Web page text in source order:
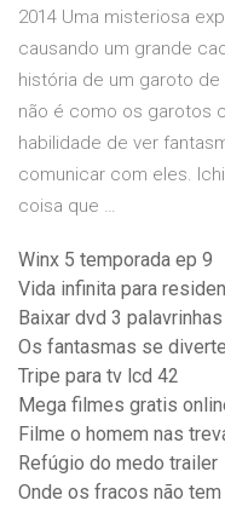
2014 Uma misteriosa
causando um grande
história de um garoto de
não é como os garotos
habilidade de ver
comunicar com eles.
coisa que …
Winx 5 temporada ep 9
Vida infinita para
Baixar dvd 3
Os fantasmas se
Tripe para tv lcd 42
Mega filmes gratis
Filme o homem nas
Refúgio do medo trailer
Onde os fracos não